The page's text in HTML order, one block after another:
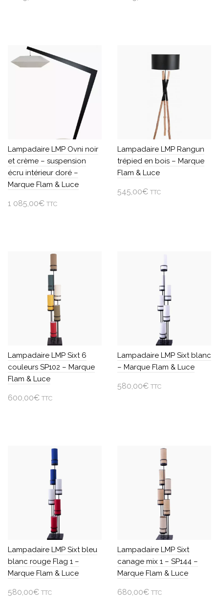
Lampadaire LMP Ovni noir
et crème – suspension
écru intérieur doré –
Marque Flam & Luce
1 085,00€ TTC
Lampadaire LMP Rangun
trépied en bois – Marque
Flam & Luce
545,00€ TTC
Lampadaire LMP Sixt 6
couleurs SP102 – Marque
Flam & Luce
600,00€ TTC
Lampadaire LMP Sixt blanc
– Marque Flam & Luce
580,00€ TTC
Lampadaire LMP Sixt bleu
blanc rouge Flag 1 –
Marque Flam & Luce
580,00€ TTC
Lampadaire LMP Sixt
canage mix 1 – SP144 –
Marque Flam & Luce
680,00€ TTC